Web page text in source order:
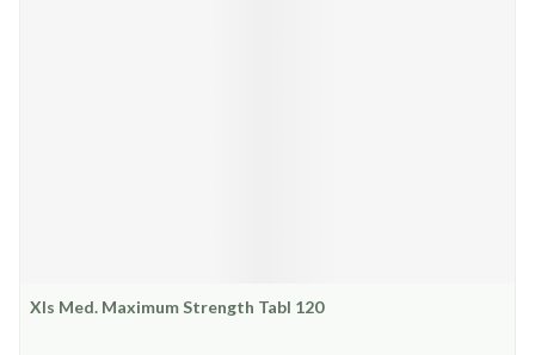
Xls Med. Maximum Strength Tabl 120